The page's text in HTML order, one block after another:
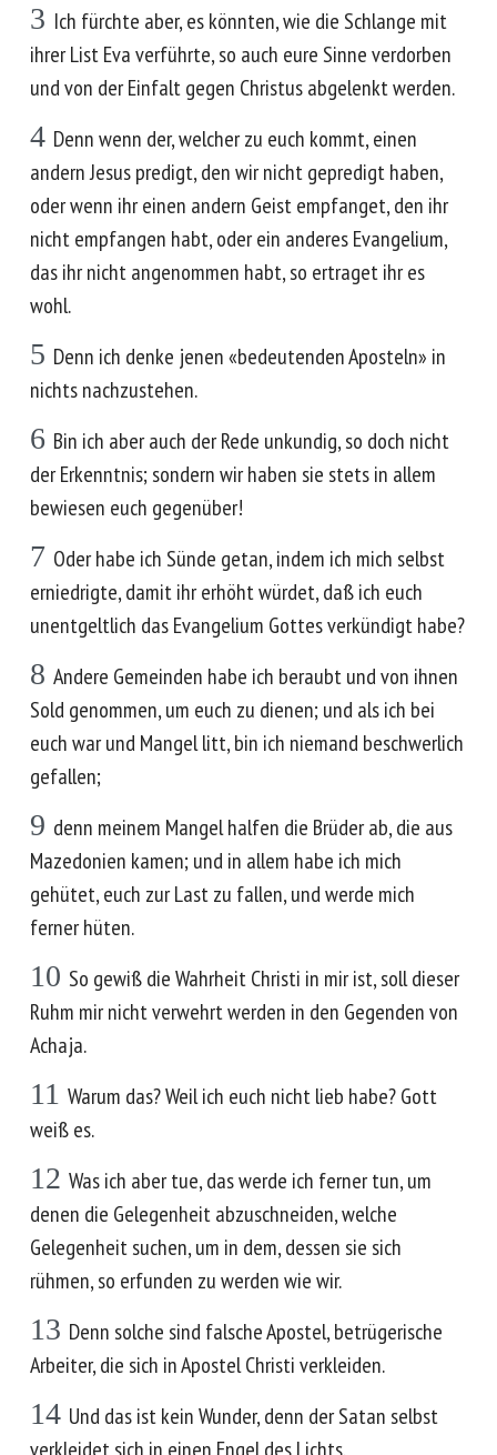
3 Ich fürchte aber, es könnten, wie die Schlange mit
ihrer List Eva verführte, so auch eure Sinne verdorben
und von der Einfalt gegen Christus abgelenkt werden.
4 Denn wenn der, welcher zu euch kommt, einen
andern Jesus predigt, den wir nicht gepredigt haben,
oder wenn ihr einen andern Geist empfanget, den ihr
nicht empfangen habt, oder ein anderes Evangelium,
das ihr nicht angenommen habt, so ertraget ihr es
wohl.
5 Denn ich denke jenen «bedeutenden Aposteln» in
nichts nachzustehen.
6 Bin ich aber auch der Rede unkundig, so doch nicht
der Erkenntnis; sondern wir haben sie stets in allem
bewiesen euch gegenüber!
7 Oder habe ich Sünde getan, indem ich mich selbst
erniedrigte, damit ihr erhöht würdet, daß ich euch
unentgeltlich das Evangelium Gottes verkündigt habe?
8 Andere Gemeinden habe ich beraubt und von ihnen
Sold genommen, um euch zu dienen; und als ich bei
euch war und Mangel litt, bin ich niemand beschwerlich
gefallen;
9 denn meinem Mangel halfen die Brüder ab, die aus
Mazedonien kamen; und in allem habe ich mich
gehütet, euch zur Last zu fallen, und werde mich
ferner hüten.
10 So gewiß die Wahrheit Christi in mir ist, soll dieser
Ruhm mir nicht verwehrt werden in den Gegenden von
Achaja.
11 Warum das? Weil ich euch nicht lieb habe? Gott
weiß es.
12 Was ich aber tue, das werde ich ferner tun, um
denen die Gelegenheit abzuschneiden, welche
Gelegenheit suchen, um in dem, dessen sie sich
rühmen, so erfunden zu werden wie wir.
13 Denn solche sind falsche Apostel, betrügerische
Arbeiter, die sich in Apostel Christi verkleiden.
14 Und das ist kein Wunder, denn der Satan selbst